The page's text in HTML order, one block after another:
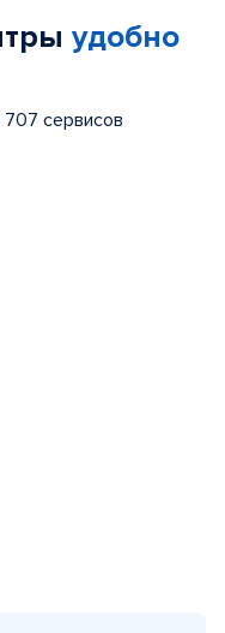
удобно
сервисов